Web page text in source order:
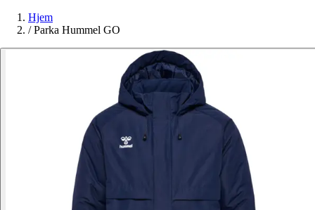
Hjem
/ Parka Hummel GO